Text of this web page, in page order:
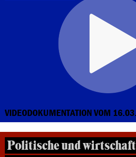
VIDEODOKUMENTATION VOM
Politische und